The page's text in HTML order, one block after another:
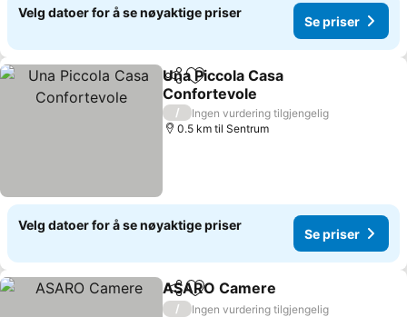
Velg datoer for å se nøyaktige priser
Se priser
Del Legg til i favoritter
Una Piccola Casa
Confortevole
/
Ingen vurdering tilgjengelig
0.5 km til Sentrum
Velg datoer for å se nøyaktige priser
Se priser
Del Legg til i favoritter
ASARO Camere
/
Ingen vurdering tilgjengelig